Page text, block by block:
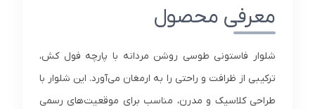
معرفی محصول
شلوار فاستونی طوسی روشن مردانه با پارچه فول کش،
ترکیبی از ظرافت و راحتی را به ارمغان می‌آورد. این شلوار با
طراحی کلاسیک و مدرن، مناسب برای موقعیت‌های رسمی